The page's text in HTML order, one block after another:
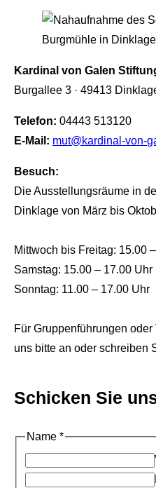
Kardinal von Galen
Burgallee 3 · 49413
Telefon: 04443 513120
E-Mail: mut@kardinal-von-
Besuch:
Die Ausstellungsräume in
Dinklage von März bis
Mittwoch bis Freitag: 15.00
Samstag: 15.00 – 17.00 Uhr
Sonntag: 11.00 – 17.00 Uhr
Für Gruppenführungen
uns bitte an oder schreiben
Schicken Sie
K Name*